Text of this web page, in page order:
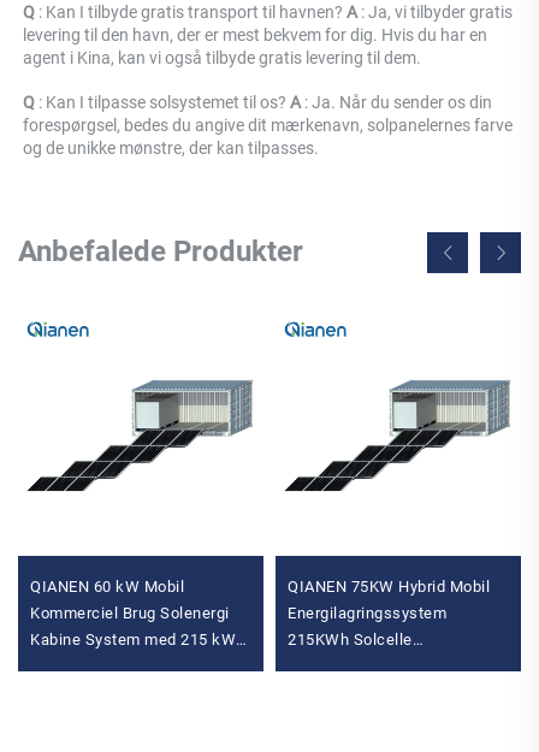
Q : Kan I tilbyde gratis transport til havnen? A : Ja, vi tilbyder gratis
levering til den havn, der er mest bekvem for dig. Hvis du har en
agent i Kina, kan vi også tilbyde gratis levering til dem.
Q : Kan I tilpasse solsystemet til os? A : Ja. Når du sender os din
forespørgsel, bedes du angive dit mærkenavn, solpanelernes farve
og de unikke mønstre, der kan tilpasses.
Anbefalede Produkter
QIANEN 60 kW Mobil
Kommerciel Brug Solenergi
Kabine System med 215 kWh
QIANEN 75KW Hybrid Mobil
Energilagringssystem
215KWh Solcelle